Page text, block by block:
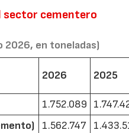
sector cementero
2026, en toneladas)
2026 2025
1.752.089
1.562.747